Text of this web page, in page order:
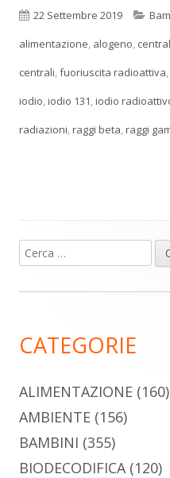
Pubblicato
22 Settembre 2019
alimentazione, alogeno,
centrali,fuoriuscita radioattiva,
iodio,iodio 131,iodio
radiazioni,raggi beta,raggi
Barra
laterale
Ricerca
per:
CATEGORIE
ALIMENTAZIONE (160)
AMBIENTE (156)
BAMBINI (355)
BIODECODIFICA(120)